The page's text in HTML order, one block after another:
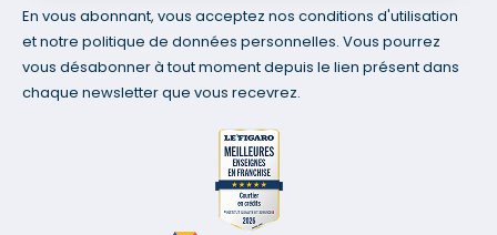
En vous abonnant, vous acceptez nos conditions d'utilisation
et notre politique de données personnelles. Vous pourrez
vous désabonner à tout moment depuis le lien présent dans
chaque newsletter que vous recevrez.